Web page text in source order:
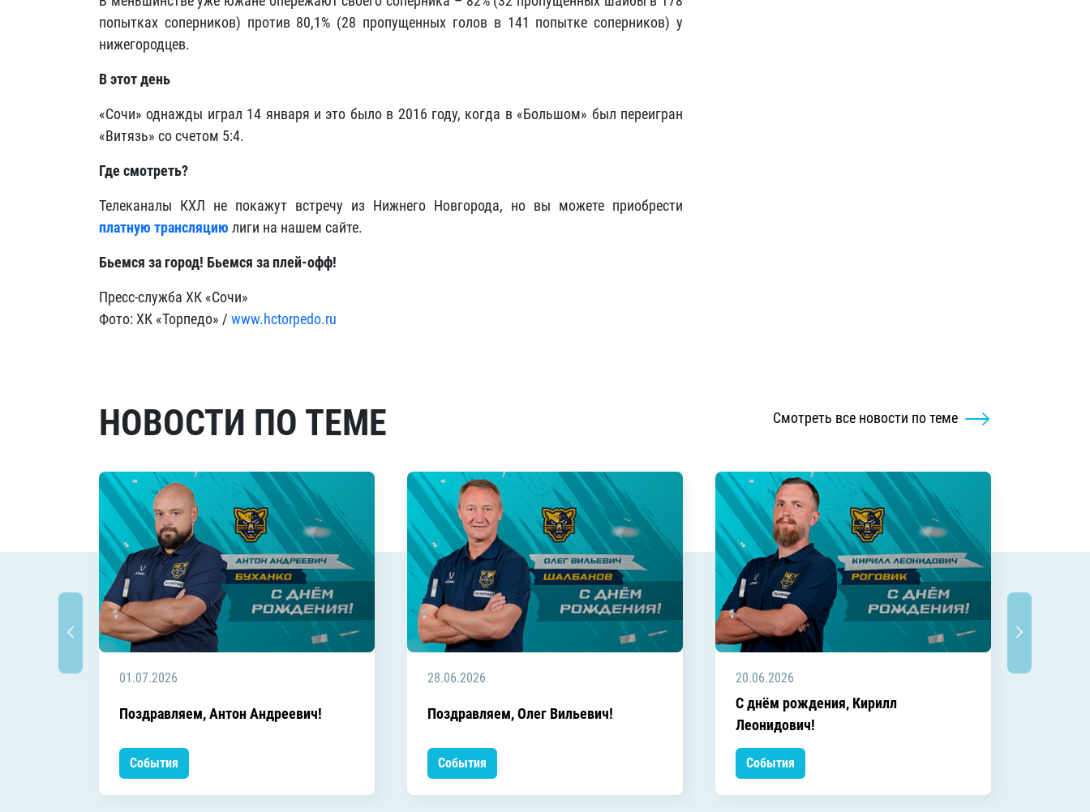
попытках соперников) против 80,1% (28 пропущенных голов в 141 попытке соперников) у
нижегородцев.
В этот день
«Сочи» однажды играл 14 января и это было в 2016 году, когда в «Большом» был переигран
«Витязь» со счетом 5:4.
Где смотреть?
Телеканалы КХЛ не покажут встречу из Нижнего Новгорода, но вы можете приобрести
платную трансляцию лиги на нашем сайте.
Бьемся за город! Бьемся за плей-офф!
Пресс-служба ХК «Сочи»
Фото: ХК «Торпедо» / www.hctorpedo.ru
НОВОСТИ ПО ТЕМЕ Смотреть все новости по теме
01.07.2026
Поздравляем, Антон Андреевич!
События
28.06.2026
Поздравляем, Олег Вильевич!
События
20.06.2026
C днём рождения, Кирилл
Леонидович!
События